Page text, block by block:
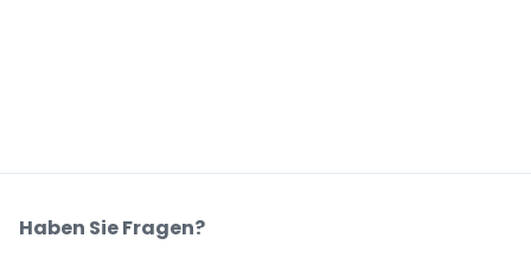
Haben Sie Fragen?